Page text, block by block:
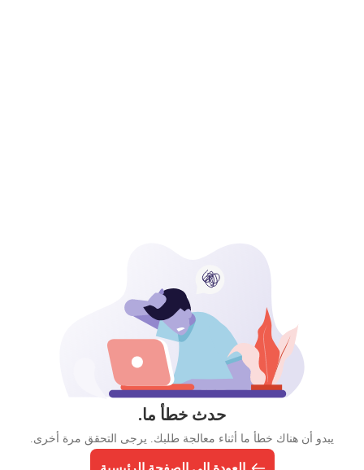
حدث خطأ ما.
يبدو أن هناك خطأ ما أثناء معالجة طلبك. يرجى التحقق مرة أخرى.